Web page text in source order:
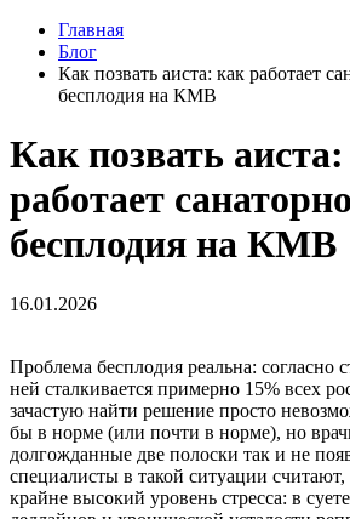
Главная
Блог
Как позвать аиста: как работает
бесплодия на КМВ
Как позвать
работает
бесплодия на КМВ
16.01.2026
Проблема бесплодия реальна: согласно
ней сталкивается примерно 15% всех
зачастую найти решение просто
бы в норме (или почти в норме), но
долгожданные две полоски так и не
специалисты в такой ситуации
крайне высокий уровень стресса: в